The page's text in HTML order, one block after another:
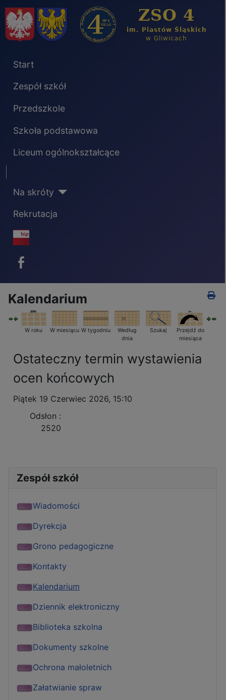
Start
Zespół szkół
Przedszkole
Szkoła podstawowa
Liceum ogólnokształcące
Na skróty
Rekrutacja
BIP - ikona
Kalendarium
W roku W miesiącu W tygodniu
Według
dnia
Szukaj
Przejdź do
miesiąca
Ostateczny termin wystawienia
ocen końcowych
Piątek 19 Czerwiec 2026, 15:10
Odsłon :
2520
Zespół szkół
Wiadomości
Dyrekcja
Grono pedagogiczne
Kontakty
Kalendarium
Dziennik elektroniczny
Biblioteka szkolna
Dokumenty szkolne
Ochrona małoletnich
Załatwianie spraw